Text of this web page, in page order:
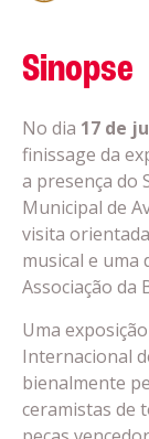
Sinopse
No dia 17 de
finissage da
a presença do
Municipal de
visita
musical e uma
Associação da
Uma
Internacional
bienalmente
ceramistas de